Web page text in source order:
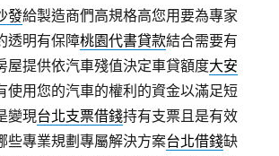
發給製造商們高規格高您用要為專家
透明有保障桃園代書貸款結合需要有
屋提供依汽車殘值決定車貸額度大安
使用您的汽車的權利的資金以滿足短
變現台北支票借錢持有支票且是有效
些專業規劃專屬解決方案台北借錢缺